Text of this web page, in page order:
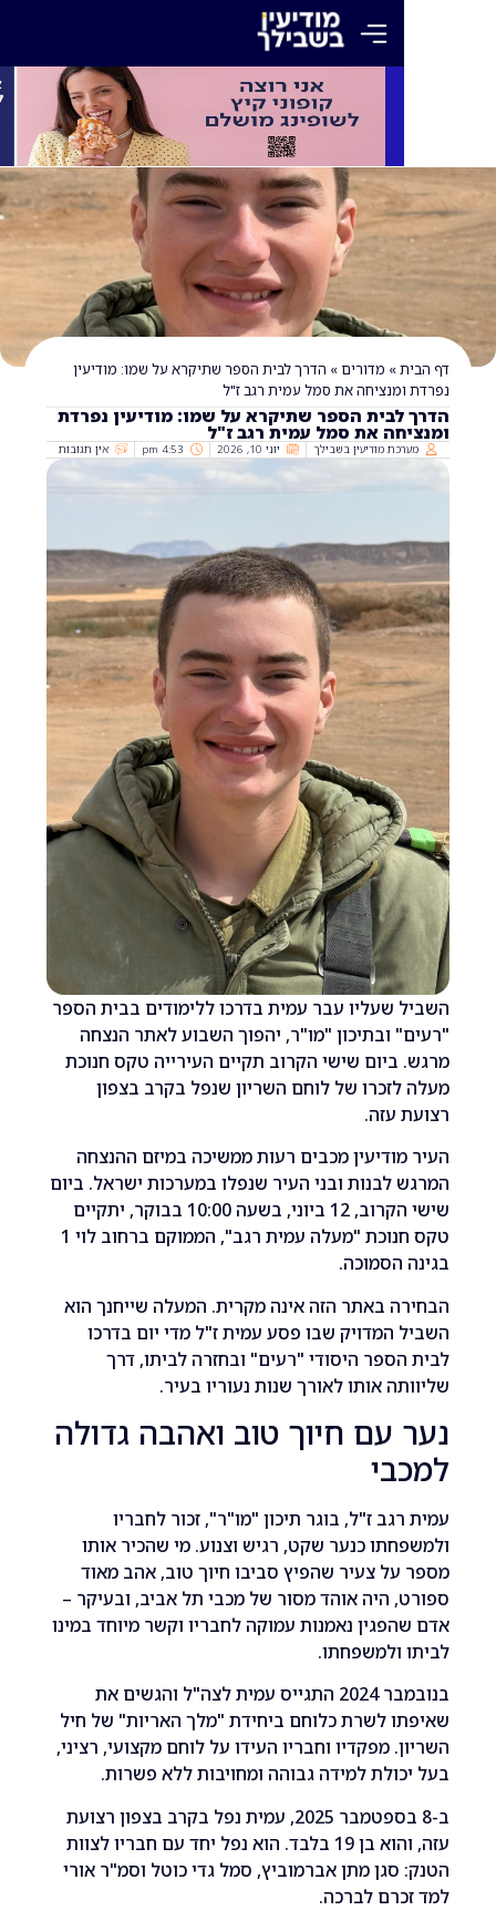
»מדורים »הדרך לבית הספר שתיקרא על שמו: מודיעין
את סמל עמית רגב ז"ל
הספר שתיקרא על שמו: מודיעין נפרדת
את סמל עמית רגב ז"ל
מודיעין בשבילך יוני 10, 2026 4:53 pm אין תגובות
שעליו עבר עמית בדרכו ללימודים בבית הספר
ובתיכון "מו"ר, יהפוך השבוע לאתר הנצחה
שישי הקרוב תקיים העירייה טקס חנוכת
של לוחם השריון שנפל בקרב בצפון
מכבים רעות ממשיכה במיזם ההנצחה
לבנות ובני העיר שנפלו במערכות ישראל. ביום
שישי הקרוב, 12 ביוני, בשעה 10:00 בבוקר, יתקיים
טקס חנוכת "מעלה עמית רגב", הממוקם ברחוב לוי 1
הסמוכה.
באתר הזה אינה מקרית. המעלה שייחנך הוא
המדויק שבו פסע עמית ז"ל מדי יום בדרכו
היסודי "רעים" ובחזרה לביתו, דרך
אותו לאורך שנות נעוריו בעיר.
עם חיוך טוב ואהבה גדולה
ז"ל, בוגר תיכון "מו"ר", זכור לחבריו
כנער שקט, רגיש וצנוע. מי שהכיר אותו
צעיר שהפיץ סביבו חיוך טוב, אהב מאוד
היה אוהד מסור של מכבי תל אביב, ובעיקר –
נאמנות עמוקה לחבריו וקשר מיוחד במינו
ולמשפחתו.
בנובמבר 2024 התגייס עמית לצה"ל והגשים את
לשרת כלוחם ביחידת "מלך האריות" של חיל
מפקדיו וחבריו העידו על לוחם מקצועי, רציני,
למידה גבוהה ומחויבות ללא פשרות.
ב-8 בספטמבר 2025, עמית נפל בקרב בצפון רצועת
עזה, והוא בן 19 בלבד. הוא נפל יחד עם חבריו לצוות
מתן אברמוביץ, סמל גדי כוטל וסמ"ר אורי
לברכה.